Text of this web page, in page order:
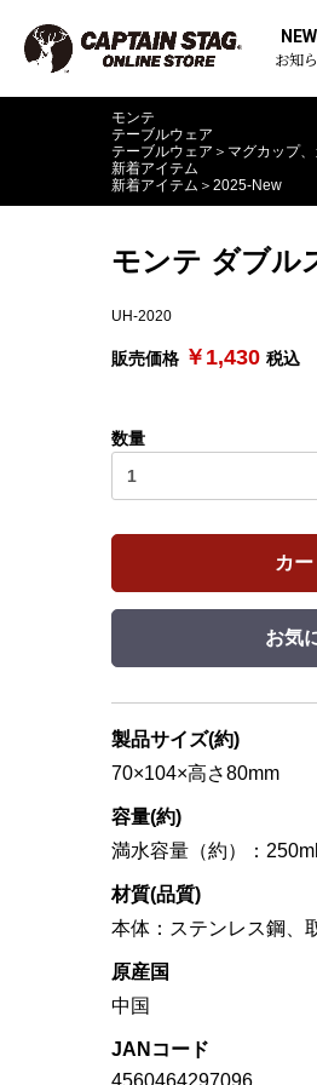
お知
モンテ
テーブルウェア
テーブルウェア ＞ マグカップ
新着アイテム
新着アイテム ＞ 2025-New
モンテ ダブル
UH-2020
販売価格 ￥1,430 税込
数量
カ
お気
製品サイズ(約)
70×104×高さ80mm
容量(約)
満水容量（約）：250ml
材質(品質)
本体：ステンレス鋼、
原産国
中国
JANコード
4560464297096